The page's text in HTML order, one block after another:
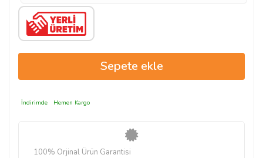
İndirimde Hemen Kargo
100% Orjinal Ürün Garantisi